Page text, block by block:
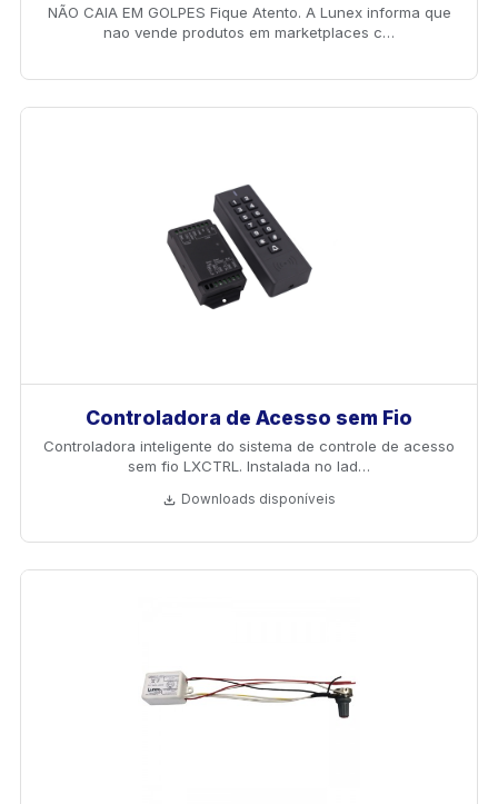
NÃO CAIA EM GOLPES Fique Atento. A Lunex informa que
nao vende produtos em marketplaces c…
Controladora de Acesso sem Fio
Controladora inteligente do sistema de controle de acesso
sem fio LXCTRL. Instalada no lad…
Downloads disponíveis